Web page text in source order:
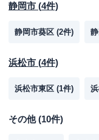
静岡市 (4件)
静岡市葵区 (2件)
浜松市 (4件)
浜松市東区 (1件)
その他(10件)